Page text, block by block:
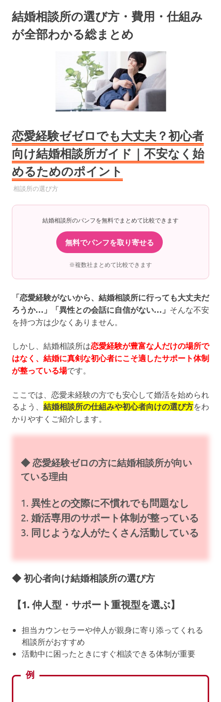
結婚相談所の選び方・費用・仕組み
が全部わかる総まとめ
恋愛経験ゼゼロでも大丈夫？初心者
向け結婚相談所ガイド｜不安なく始
めるためのポイント
2025年6月18日
YYYPRO
相談所の選び方
結婚相談所のパンフを無料でまとめて比較できます
無料でパンフを取り寄せる
※複数社まとめて比較できます
「恋愛経験がないから、結婚相談所に行っても大丈夫だ
ろうか…」「異性との会話に自信がない…」 そんな不安
を持つ方は少なくありません。
しかし、結婚相談所は恋愛経験が豊富な人だけの場所で
はなく、結婚に真剣な初心者にこそ適したサポート体制
が整っている場です。
ここでは、恋愛未経験の方でも安心して婚活を始められ
るよう、 結婚相談所の仕組みや初心者向けの選び方をわ
かりやすくご紹介します。
◆ 恋愛経験ゼロの方に結婚相談所が向い
ている理由
1. 異性との交際に不慣れでも問題なし
2. 婚活専用のサポート体制が整っている
3. 同じような人がたくさん活動している
◆ 初心者向け結婚相談所の選び方
【1. 仲人型・サポート重視型を選ぶ】
担当カウンセラーや仲人が親身に寄り添ってくれる
相談所がおすすめ
活動中に困ったときにすぐ相談できる体制が重要
例